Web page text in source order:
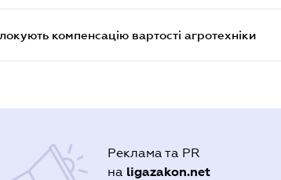
компенсацію вартості агротехніки
Реклама та PR
на ligazakon.net